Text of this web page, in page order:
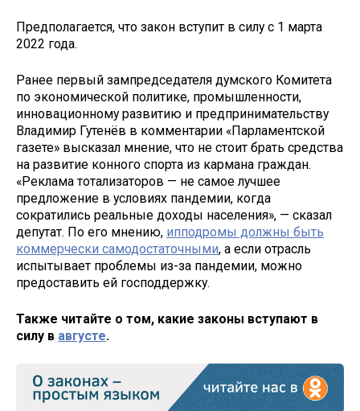
Предполагается, что закон вступит в силу с 1 марта
2022 года.
Ранее первый зампредседателя думского Комитета
по экономической политике, промышленности,
инновационному развитию и предпринимательству
Владимир Гутенёв в комментарии «Парламентской
газете» высказал мнение, что не стоит брать средства
на развитие конного спорта из кармана граждан.
«Реклама тотализаторов — не самое лучшее
предложение в условиях пандемии, когда
сократились реальные доходы населения», — сказал
депутат. По его мнению, ипподромы должны быть
коммерчески самодостаточными, а если отрасль
испытывает проблемы из-за пандемии, можно
предоставить ей господдержку.
Также читайте о том, какие законы вступают в
силу в августе.